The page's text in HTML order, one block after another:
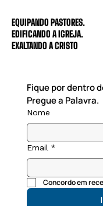
EQUIPANDO PASTORES.
EDIFICANDO A IGREJA.
EXALTANDO A CRISTO
Fique por dentro
Pregue a Palavra.
Nome
Email *
Concordo em